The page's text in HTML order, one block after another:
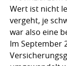
Wert ist nicht
vergeht, je
war also eine
Im September